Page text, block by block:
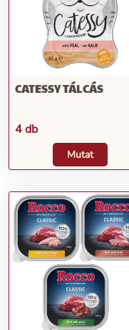
CATESSY TÁLCÁS
4 db
Mutat